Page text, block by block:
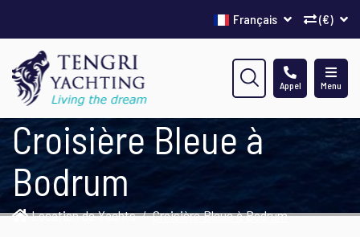
(€)
Français
Menu
Appel
Croisière Bleue à
Bodrum
Location de Yachts Croisière Bleue à Bodrum